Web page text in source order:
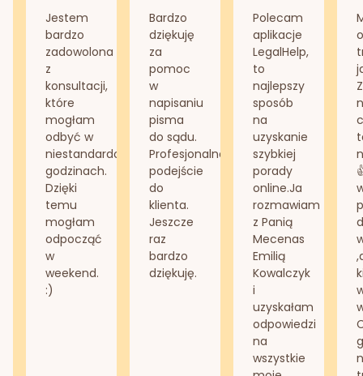
Jestem
bardzo
zadowolona
z
konsultacji,
które
mogłam
odbyć w
niestandardowych
godzinach.
Dzięki
temu
mogłam
odpocząć
w
weekend.
:)
Bardzo
dziękuję
za
pomoc
w
napisaniu
pisma
do sądu.
Profesjonalne
podejście
do
klienta.
Jeszcze
raz
bardzo
dziękuję.
Polecam
aplikacje
LegalHelp,
to
najlepszy
sposób
na
uzyskanie
szybkiej
porady
online.Ja
rozmawiam
z Panią
Mecenas
Emilią
Kowalczyk
i
uzyskałam
odpowiedzi
na
wszystkie